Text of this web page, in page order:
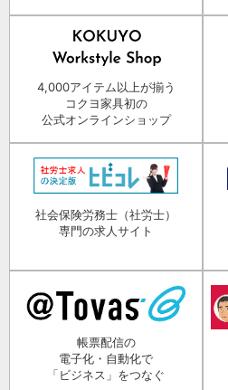
4,000アイテム以上が揃う
コクヨ家具初の
公式オンラインショップ
社会保険労務士（社労士）
専門の求人サイト
帳票配信の
電子化・自動化で
「ビジネス」をつなぐ